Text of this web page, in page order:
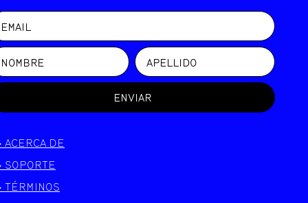
ENVIAR
ACERCA DE
SOPORTE
TÉRMINOS